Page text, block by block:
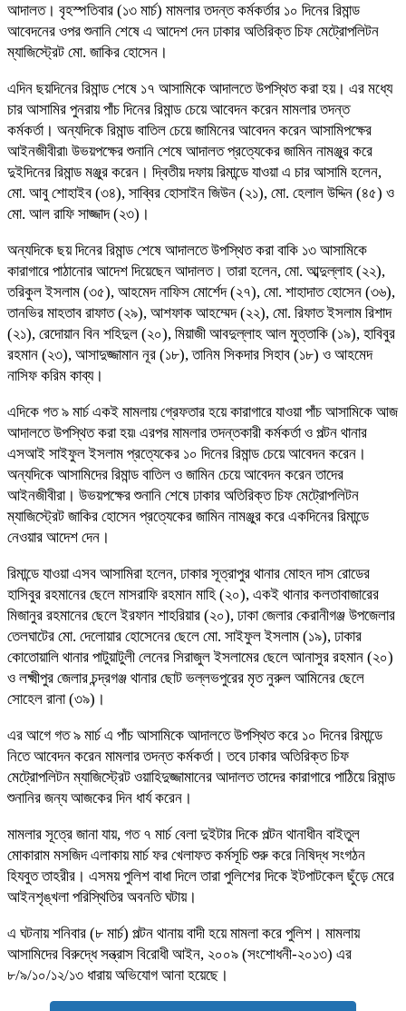
আদালত। বৃহস্পতিবার (১৩ মার্চ) মামলার তদন্ত কর্মকর্তার ১০ দিনের রিমান্ড
আবেদনের ওপর শুনানি শেষে এ আদেশ দেন ঢাকার অতিরিক্ত চিফ মেট্রোপলিটন
ম্যাজিস্ট্রেট মো. জাকির হোসেন।
এদিন ছয়দিনের রিমান্ড শেষে ১৭ আসামিকে আদালতে উপস্থিত করা হয়। এর মধ্যে
চার আসামির পুনরায় পাঁচ দিনের রিমান্ড চেয়ে আবেদন করেন মামলার তদন্ত
কর্মকর্তা। অন্যদিকে রিমান্ড বাতিল চেয়ে জামিনের আবেদন করেন আসামিপক্ষের
আইনজীবীরা৷ উভয়পক্ষের শুনানি শেষে আদালত প্রত্যেকের জামিন নামঞ্জুর করে
দুইদিনের রিমান্ড মঞ্জুর করেন। দ্বিতীয় দফায় রিমান্ডে যাওয়া এ চার আসামি হলেন,
মো. আবু শোহাইব (৩৪), সাব্বির হোসাইন জিউন (২১), মো. হেলাল উদ্দিন (৪৫) ও
মো. আল রাফি সাজ্জাদ (২৩)।
অন্যদিকে ছয় দিনের রিমান্ড শেষে আদালতে উপস্থিত করা বাকি ১৩ আসামিকে
কারাগারে পাঠানোর আদেশ দিয়েছেন আদালত। তারা হলেন, মো. আব্দুল্লাহ (২২),
তরিকুল ইসলাম (৩৫), আহমেদ নাফিস মোর্শেদ (২৭), মো. শাহাদাত হোসেন (৩৬),
তানভির মাহতাব রাফাত (২৯), আশফাক আহম্মেদ (২২), মো. রিফাত ইসলাম রিশাদ
(২১), রেদোয়ান বিন শহিদুল (২০), মিয়াজী আবদুল্লাহ আল মুত্তাকি (১৯), হাবিবুর
রহমান (২৩), আসাদুজ্জামান নূর (১৮), তানিম সিকদার সিহাব (১৮) ও আহমেদ
নাসিফ করিম কাব্য।
এদিকে গত ৯ মার্চ একই মামলায় গ্রেফতার হয়ে কারাগারে যাওয়া পাঁচ আসামিকে আজ
আদালতে উপস্থিত করা হয়৷ এরপর মামলার তদন্তকারী কর্মকর্তা ও পল্টন থানার
এসআই সাইফুল ইসলাম প্রত্যেকের ১০ দিনের রিমান্ড চেয়ে আবেদন করেন।
অন্যদিকে আসামিদের রিমান্ড বাতিল ও জামিন চেয়ে আবেদন করেন তাদের
আইনজীবীরা। উভয়পক্ষের শুনানি শেষে ঢাকার অতিরিক্ত চিফ মেট্রোপলিটন
ম্যাজিস্ট্রেট জাকির হোসেন প্রত্যেকের জামিন নামঞ্জুর করে একদিনের রিমান্ডে
নেওয়ার আদেশ দেন।
রিমান্ডে যাওয়া এসব আসামিরা হলেন, ঢাকার সূত্রাপুর থানার মোহন দাস রোডের
হাসিবুর রহমানের ছেলে মাসরাফি রহমান মাহি (২০), একই থানার কলতাবাজারের
মিজানুর রহমানের ছেলে ইরফান শাহরিয়ার (২০), ঢাকা জেলার কেরানীগঞ্জ উপজেলার
তেলঘাটের মো. দেলোয়ার হোসেনের ছেলে মো. সাইফুল ইসলাম (১৯), ঢাকার
কোতোয়ালি থানার পাটুয়াটুলী লেনের সিরাজুল ইসলামের ছেলে আনাসুর রহমান (২০)
ও লক্ষ্মীপুর জেলার চন্দ্রগঞ্জ থানার ছোট ভল্লভপুরের মৃত নুরুল আমিনের ছেলে
সোহেল রানা (৩৯)।
এর আগে গত ৯ মার্চ এ পাঁচ আসামিকে আদালতে উপস্থিত করে ১০ দিনের রিমান্ডে
নিতে আবেদন করেন মামলার তদন্ত কর্মকর্তা। তবে ঢাকার অতিরিক্ত চিফ
মেট্রোপলিটন ম্যাজিস্ট্রেট ওয়াহিদুজ্জামানের আদালত তাদের কারাগারে পাঠিয়ে রিমান্ড
শুনানির জন্য আজকের দিন ধার্য করেন।
মামলার সূত্রে জানা যায়, গত ৭ মার্চ বেলা দুইটার দিকে পল্টন থানাধীন বাইতুল
মোকারাম মসজিদ এলাকায় মার্চ ফর খেলাফত কর্মসূচি শুরু করে নিষিদ্ধ সংগঠন
হিযবুত তাহরীর। এসময় পুলিশ বাধা দিলে তারা পুলিশের দিকে ইটপাটকেল ছুঁড়ে মেরে
আইনশৃঙ্খলা পরিস্থিতির অবনতি ঘটায়।
এ ঘটনায় শনিবার (৮ মার্চ) পল্টন থানায় বাদী হয়ে মামলা করে পুলিশ। মামলায়
আসামিদের বিরুদ্ধে সন্ত্রাস বিরোধী আইন, ২০০৯ (সংশোধনী-২০১৩) এর
৮/৯/১০/১২/১৩ ধারায় অভিযোগ আনা হয়েছে।